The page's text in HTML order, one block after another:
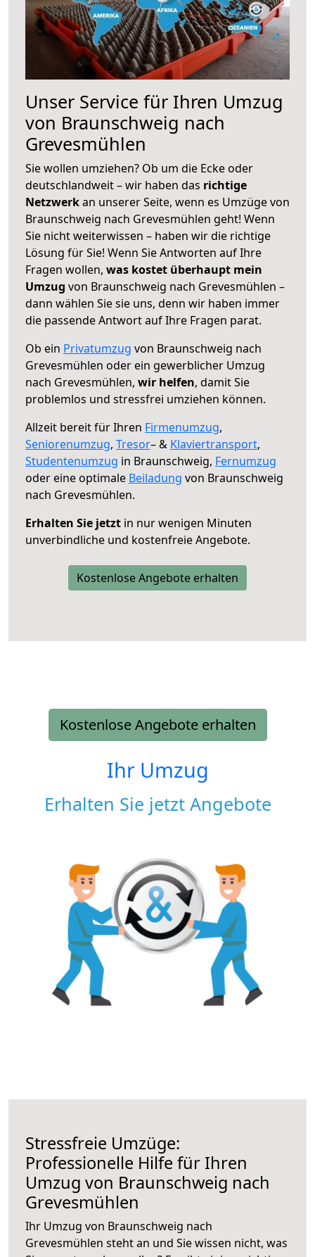
Unser Service für Ihren Umzug
von Braunschweig nach
Grevesmühlen
Sie wollen umziehen? Ob um die Ecke oder
deutschlandweit – wir haben das richtige
Netzwerkan unserer Seite, wenn es Umzüge von
Braunschweig nach Grevesmühlen geht! Wenn
Sie nicht weiterwissen – haben wir die richtige
Lösung für Sie! Wenn Sie Antworten auf Ihre
Fragen wollen, was kostet überhaupt mein
Umzug von Braunschweig nach Grevesmühlen –
dann wählen Sie sie uns, denn wir haben immer
die passende Antwort auf Ihre Fragen parat.
Ob ein Privatumzug von Braunschweig nach
Grevesmühlen oder ein gewerblicher Umzug
nach Grevesmühlen, wir helfen, damit Sie
problemlos und stressfrei umziehen können.
Allzeit bereit für Ihren Firmenumzug,
Seniorenumzug, Tresor– & Klaviertransport,
Studentenumzug in Braunschweig, Fernumzug
oder eine optimale Beiladung von Braunschweig
nach Grevesmühlen.
Erhalten Sie jetzt in nur wenigen Minuten
unverbindliche und kostenfreie Angebote.
Kostenlose Angebote erhalten
Kostenlose Angebote erhalten
Ihr Umzug
Erhalten Sie jetzt Angebote
Stressfreie Umzüge:
Professionelle Hilfe für Ihren
Umzug von Braunschweig nach
Grevesmühlen
Ihr Umzug von Braunschweig nach
Grevesmühlen steht an und Sie wissen nicht, was